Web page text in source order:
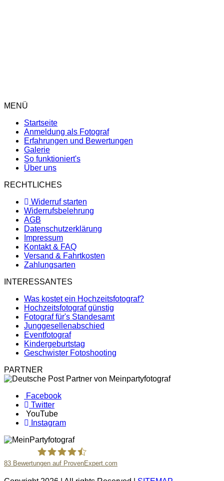
MENÜ
Startseite
Anmeldung als Fotograf
Erfahrungen und Bewertungen
Galerie
So funktioniert's
Über uns
RECHTLICHES
Widerruf starten
Widerrufsbelehrung
AGB
Datenschutzerklärung
Impressum
Kontakt & FAQ
Versand & Fahrtkosten
Zahlungsarten
INTERESSANTES
Was kostet ein Hochzeitsfotograf?
Hochzeitsfotograf günstig
Fotograf für's Standesamt
Junggesellenabschied
Eventfotograf
Kindergeburtstag
Geschwister Fotoshooting
PARTNER
Facebook
Twitter
YouTube
Instagram
83 Bewertungen auf ProvenExpert.com